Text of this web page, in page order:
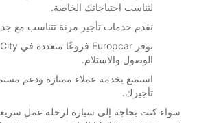
لتناسب احتياجاتك الخاصة.
نقدم خدمات تأجير مرنة تتناسب مع
الوصول والاستلام.
استمتع بخدمة عملاء ممتازة ودعم
تأجيرك.
سواء كنت بحاجة إلى سيارة لرحلة عمل